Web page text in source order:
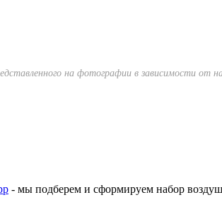
на фотографии в зависимости от
- мы подберем и сформируем набор